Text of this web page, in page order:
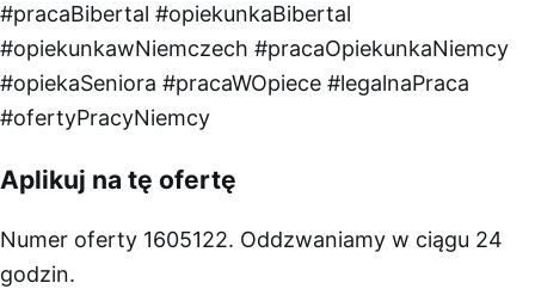
#pracaBibertal #opiekunkaBibertal
#opiekunkawNiemczech #pracaOpiekunkaNiemcy
#opiekaSeniora #pracaWOpiece #legalnaPraca
#ofertyPracyNiemcy
Aplikuj na tę ofertę
Numer oferty 1605122. Oddzwaniamy w ciągu 24
godzin.